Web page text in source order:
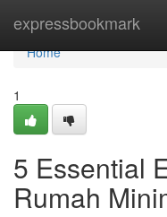
expressbookmark
Home
Home
1
5 Essential
Rumah